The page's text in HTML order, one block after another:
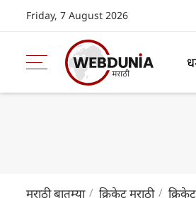
Friday, 7 August 2026
मराठी बातम्या क्रिकेट मराठी